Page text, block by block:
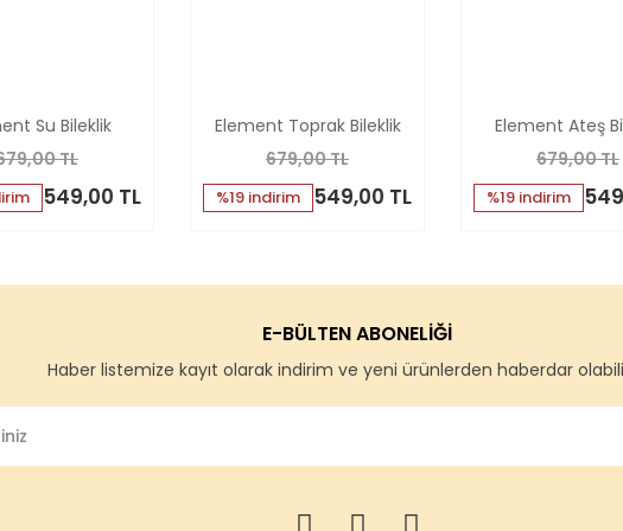
Su Bileklik
TL
549,00 TL
Element Toprak Bileklik
679,00 TL
%19 indirim 549,00 TL
Element Ateş
679,00 TL
%19 indirim
E-BÜLTEN ABONELİĞİ
Haber listemize kayıt olarak indirim ve yeni ürünlerden haberdar